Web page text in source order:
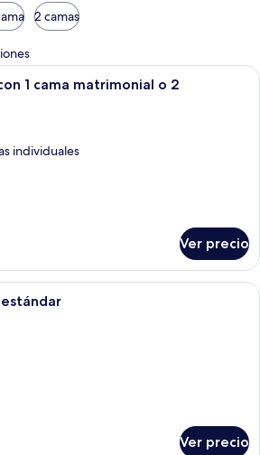
2 camas
Habitación de hotel con dos camas
1 cama matrimonial o 2
individuales
Ver precio
Minibar, caja de seguridad en la
Ver precio